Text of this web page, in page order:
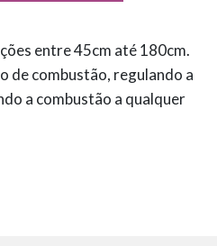
entre 45cm até 180cm.
de combustão, regulando a
a combustão a qualquer